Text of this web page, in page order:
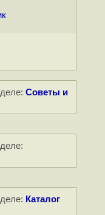
Советы и
Каталог